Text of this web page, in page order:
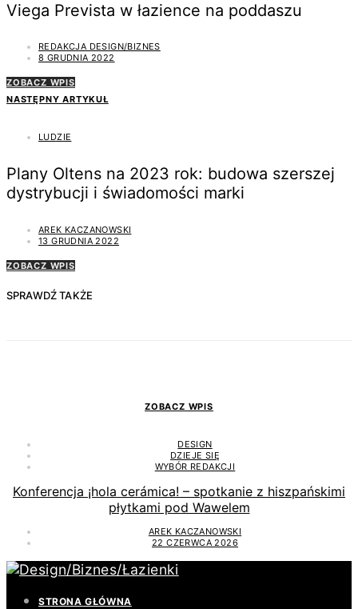
Viega Prevista w łazience na poddaszu
REDAKCJA DESIGN/BIZNES
8 GRUDNIA 2022
ZOBACZ WPIS
NASTĘPNY ARTYKUŁ
LUDZIE
Plany Oltens na 2023 rok: budowa szerszej
dystrybucji i świadomości marki
AREK KACZANOWSKI
13 GRUDNIA 2022
ZOBACZ WPIS
SPRAWDŹ TAKŻE
ZOBACZ WPIS
DESIGN
DZIEJE SIĘ
WYBÓR REDAKCJI
Konferencja ¡hola cerámica! – spotkanie z hiszpańskimi
płytkami pod Wawelem
AREK KACZANOWSKI
22 CZERWCA 2026
STRONA GŁÓWNA